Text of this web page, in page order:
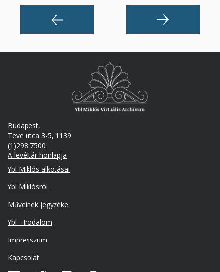
Budapest,
Teve utca 3-5, 1139
(1)298 7500
A levéltár honlapja
Footer
Ybl Miklós alkotásai
Ybl Miklósról
Műveinek jegyzéke
Ybl - Irodalom
Lábléc
másodlagos
Impresszum
Kapcsolat